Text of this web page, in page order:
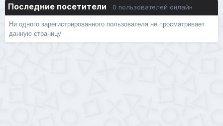
Последние посетители 0 пользователей онлайн
Ни одного зарегистрированного пользователя не просматривает
данную страницу